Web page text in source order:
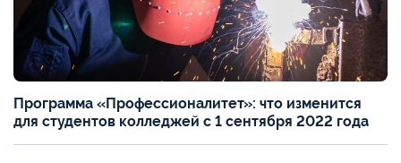
Программа «Профессионалитет»: что изменится
для студентов колледжей с 1 сентября 2022 года